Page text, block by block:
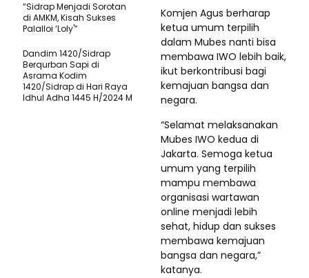
Komjen Agus berharap
ketua umum terpilih
dalam Mubes nanti bisa
membawa IWO lebih baik,
ikut berkontribusi bagi
kemajuan bangsa dan
negara.
“Selamat melaksanakan
Mubes IWO kedua di
Jakarta. Semoga ketua
umum yang terpilih
mampu membawa
organisasi wartawan
online menjadi lebih
sehat, hidup dan sukses
membawa kemajuan
bangsa dan negara,”
katanya.
“Sidrap Menjadi Sorotan
di AMKM, Kisah Sukses
Palalloi ‘Loly'”
Dandim 1420/Sidrap
Berqurban Sapi di
Asrama Kodim
1420/Sidrap di Hari Raya
Idhul Adha 1445 H/2024 M